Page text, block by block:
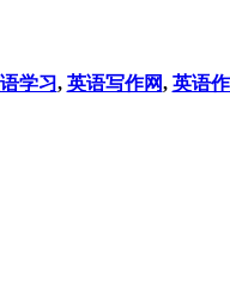
学习, 英语写作网, 英语